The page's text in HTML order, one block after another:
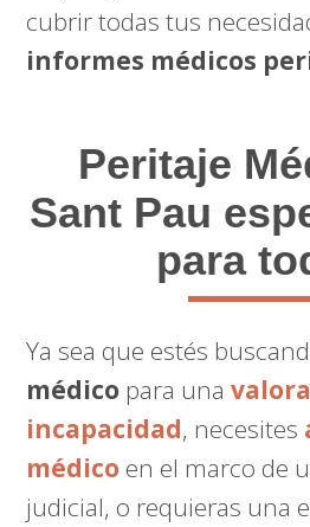
cubrir todas tus
informes médicos
Peritaje
Sant Pau
para
Ya sea que estés
médico para una
incapacidad, necesites
médico en el marco de
judicial, o requieras una